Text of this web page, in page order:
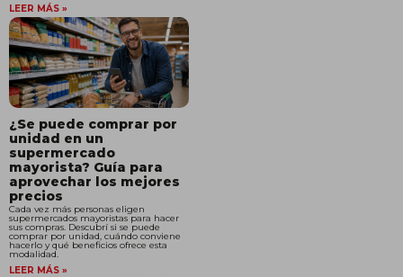
LEER MÁS »
¿Se puede comprar por
unidad en un
supermercado
mayorista? Guía para
aprovechar los mejores
precios
Cada vez más personas eligen
supermercados mayoristas para hacer
sus compras. Descubrí si se puede
comprar por unidad, cuándo conviene
hacerlo y qué beneficios ofrece esta
modalidad.
LEER MÁS »